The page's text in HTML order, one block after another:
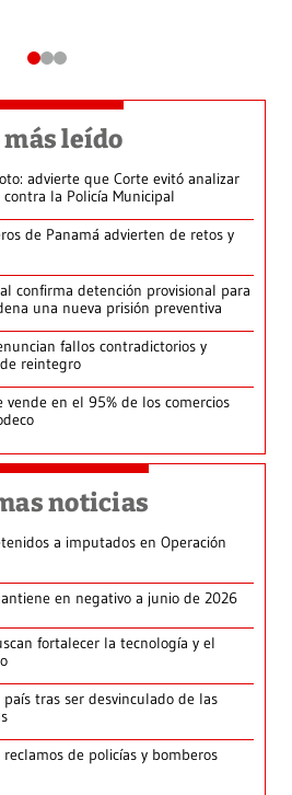
más leído
advierte que Corte evitó analizar
la Policía Municipal
de Panamá advierten de retos y
confirma detención provisional para
una nueva prisión preventiva
fallos contradictorios y
reintegro
vende en el 95% de los comercios
noticias
a imputados en Operación
en negativo a junio de 2026
fortalecer la tecnología y el
tras ser desvinculado de las
de policías y bomberos